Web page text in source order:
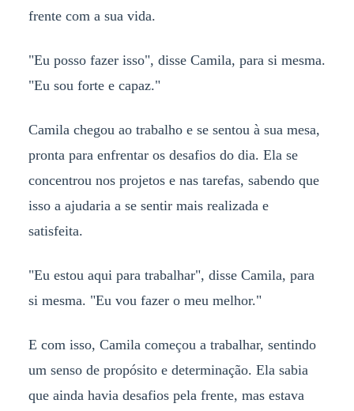
frente com a sua vida.
"Eu posso fazer isso", disse Camila, para si mesma.
"Eu sou forte e capaz."
Camila chegou ao trabalho e se sentou à sua mesa,
pronta para enfrentar os desafios do dia. Ela se
concentrou nos projetos e nas tarefas, sabendo que
isso a ajudaria a se sentir mais realizada e
satisfeita.
"Eu estou aqui para trabalhar", disse Camila, para
si mesma. "Eu vou fazer o meu melhor."
E com isso, Camila começou a trabalhar, sentindo
um senso de propósito e determinação. Ela sabia
que ainda havia desafios pela frente, mas estava